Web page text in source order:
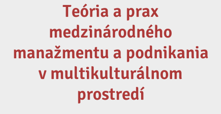
Teória a prax
medzinárodného
manažmentu a podnikania
v multikulturálnom
prostredí